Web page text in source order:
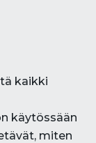
kaikki
käytössään
miten